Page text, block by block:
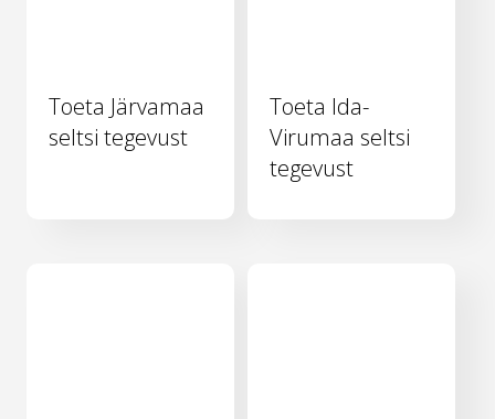
Toeta Järvamaa
seltsi tegevust
Toeta Ida-
Virumaa seltsi
tegevust